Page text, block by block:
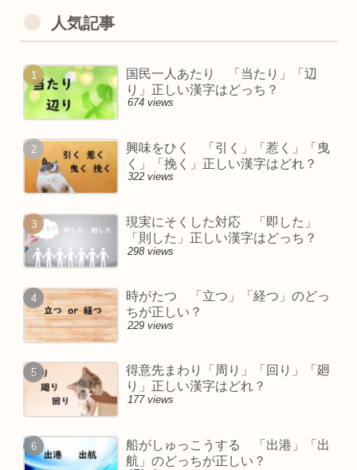
人気記事
国民一人あたり 「当たり」「辺
り」正しい漢字はどっち？
674 views
興味をひく 「引く」「惹く」「曳
く」「挽く」正しい漢字はどれ？
322 views
現実にそくした対応 「即した」
「則した」正しい漢字はどっち？
298 views
時がたつ 「立つ」「経つ」のどっ
ちが正しい？
229 views
得意先まわり「周り」「回り」「廻
り」正しい漢字はどれ？
177 views
船がしゅっこうする 「出港」「出
航」のどっちが正しい？